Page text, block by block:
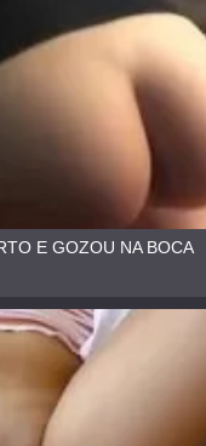
E GOZOU NA BOCA